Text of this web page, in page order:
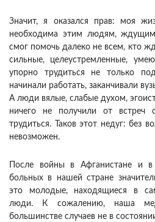
Значит, я оказался прав: моя
необходима этим людям,
смог помочь далеко не всем, кто
сильные, целеустремленные,
упорно трудиться не только
начинали работать, заканчивали
А люди вялые, слабые духом,
ничего не получили от
трудиться. Таков этот недуг: без
невозможен.
После войны в Афганистане и
больных в нашей стране
это молодые, находящиеся в
люди. К сожалению, наша
большинстве случаев не в